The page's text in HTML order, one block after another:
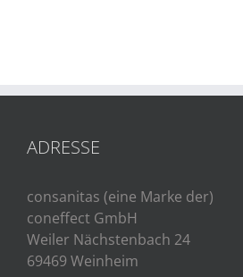
ADRESSE
consanitas (eine Marke der)
coneffect GmbH
Weiler Nächstenbach 24
69469 Weinheim